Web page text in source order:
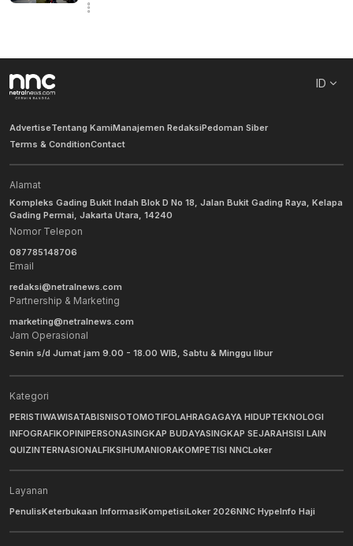
ID
AdvertiseTentang KamiManajemen RedaksiPedoman Siber
Terms & ConditionContact
Alamat
Kompleks Gading Bukit Indah Blok D No 18, Jalan Bukit Gading Raya, Kelapa
Gading Permai, Jakarta Utara, 14240
Nomor Telepon
087785148706
Email
redaksi@netralnews.com
Partnership & Marketing
marketing@netralnews.com
Jam Operasional
Senin s/d Jumat jam 9.00 - 18.00 WIB, Sabtu & Minggu libur
Kategori
PERISTIWAWISATABISNISOTOMOTIFOLAHRAGAGAYA HIDUPTEKNOLOGI
INFOGRAFIKOPINIPERSONASINGKAP BUDAYASINGKAP SEJARAHSISI LAIN
QUIZINTERNASIONALFIKSIHUMANIORAKOMPETISI NNCLoker
Layanan
PenulisKeterbukaan InformasiKompetisiLoker 2026NNC HypeInfo Haji